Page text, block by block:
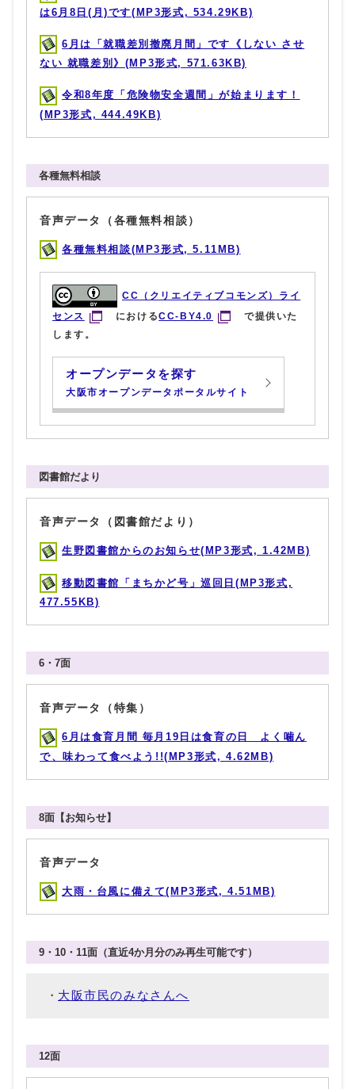
は6月8日(月)です(MP3形式, 534.29KB)
6月は「就職差別撤廃月間」です《しない させ
ない 就職差別》(MP3形式, 571.63KB)
令和8年度「危険物安全週間」が始まります！
(MP3形式, 444.49KB)
各種無料相談
音声データ（各種無料相談）
各種無料相談(MP3形式, 5.11MB)
CC（クリエイティブコモンズ）ライ
センス
におけるCC-BY4.0
で提供いた
します。
オープンデータを探す
大阪市オープンデータポータルサイト
図書館だより
音声データ（図書館だより）
生野図書館からのお知らせ(MP3形式, 1.42MB)
移動図書館「まちかど号」巡回日(MP3形式,
477.55KB)
6・7面
音声データ（特集）
6月は食育月間 毎月19日は食育の日 よく噛ん
で、味わって食べよう!!(MP3形式, 4.62MB)
8面【お知らせ】
音声データ
大雨・台風に備えて(MP3形式, 4.51MB)
9・10・11面（直近4か月分のみ再生可能です）
大阪市民のみなさんへ
12面